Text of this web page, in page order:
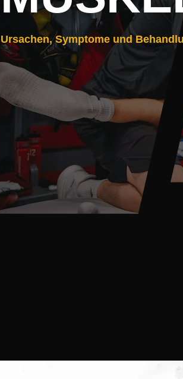
Ursachen, Symptome und